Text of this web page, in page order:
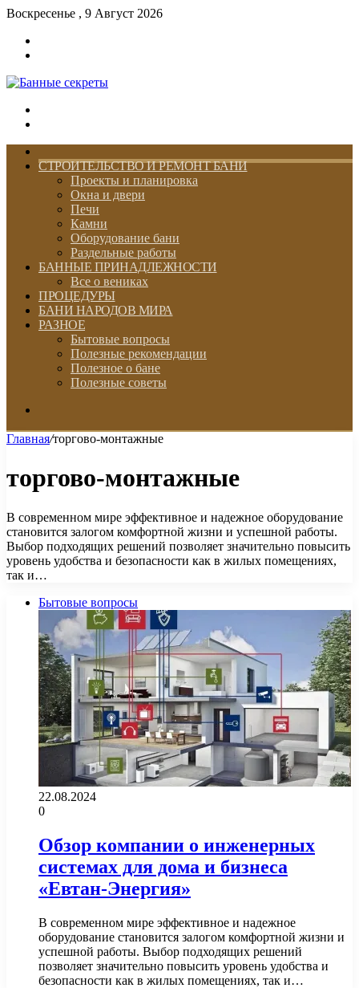
Воскресенье , 9 Август 2026
СТРОИТЕЛЬСТВО И РЕМОНТ БАНИ
Проекты и планировка
Окна и двери
Печи
Камни
Оборудование бани
Раздельные работы
БАННЫЕ ПРИНАДЛЕЖНОСТИ
Все о вениках
ПРОЦЕДУРЫ
БАНИ НАРОДОВ МИРА
РАЗНОЕ
Бытовые вопросы
Полезные рекомендации
Полезное о бане
Полезные советы
Главная/торгово-монтажные
торгово-монтажные
В современном мире эффективное и надежное оборудование
становится залогом комфортной жизни и успешной работы.
Выбор подходящих решений позволяет значительно повысить
уровень удобства и безопасности как в жилых помещениях,
так и…
Бытовые вопросы
22.08.2024
0
Обзор компании о инженерных
системах для дома и бизнеса
«Евтан-Энергия»
В современном мире эффективное и надежное
оборудование становится залогом комфортной жизни и
успешной работы. Выбор подходящих решений
позволяет значительно повысить уровень удобства и
безопасности как в жилых помещениях, так и…